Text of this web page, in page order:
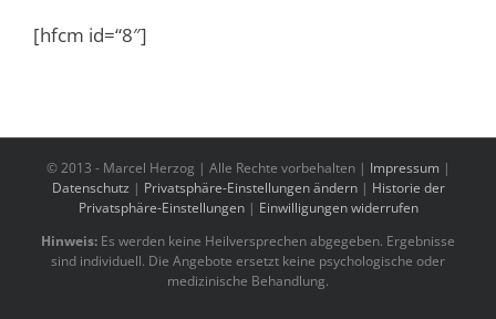
[hfcm id=“8″]
© 2013 - Marcel Herzog | Alle Rechte vorbehalten | Impressum |
Datenschutz | Privatsphäre-Einstellungen ändern| Historie der
Privatsphäre-Einstellungen| Einwilligungen widerrufen
Hinweis: Es werden keine Heilversprechen abgegeben. Ergebnisse
sind individuell. Die Angebote ersetzt keine psychologische oder
medizinische Behandlung.